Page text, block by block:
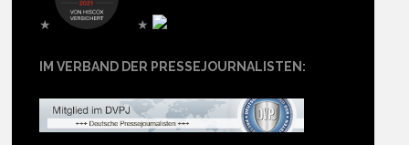
★ ★
IM VERBAND DER PRESSEJOURNALISTEN: